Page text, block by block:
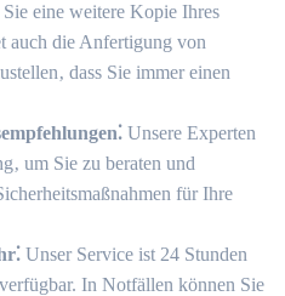
eine weitere Kopie Ihres
auch die Anfertigung von
dass Sie immer einen
Unsere Experten
um Sie zu beraten und
für Ihre
Unser Service ist 24 Stunden
In Notfällen können Sie